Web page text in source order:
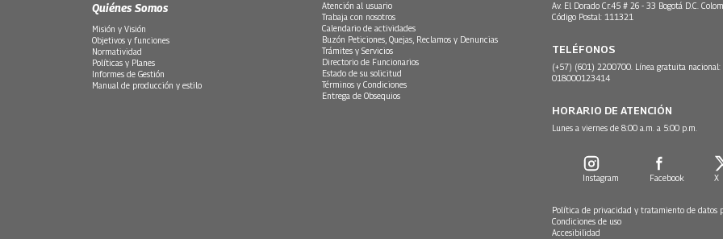
Quiénes Somos
Misión y Visión
Objetivos y funciones
Normatividad
Políticas y Planes
Informes de Gestión
Manual de producción y estilo
Atención al usuario
Trabaja con nosotros
Calendario de actividades
Buzón Peticiones, Quejas, Reclamos y Denuncias
Trámites y Servicios
Directorio de Funcionarios
Estado de su solicitud
Términos y Condiciones
Entrega de Obsequios
Av. El Dorado Cr.45 # 26 - 33 Bogotá D.C.
Código Postal: 111321
TELÉFONOS
(+57) (601) 2200700. Línea gratuita nacional:
018000123414
HORARIO DE ATENCIÓN
Lunes a viernes de 8:00 a.m. a 5:00 p.m.
Instagram Facebook X
Política de privacidad y tratamiento de datos
Condiciones de uso
Accesibilidad